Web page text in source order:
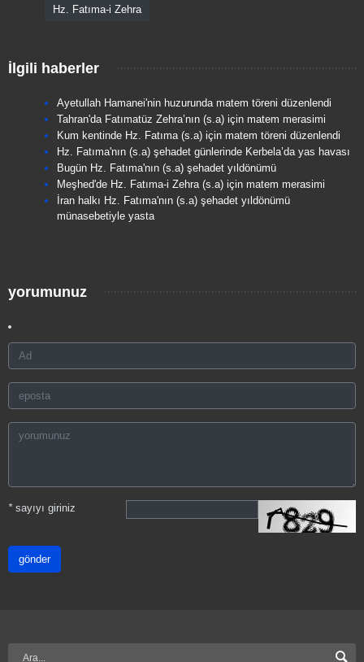
Hz. Fatıma-i Zehra
İlgili haberler
Ayetullah Hamanei'nin huzurunda matem töreni düzenlendi
Tahran'da Fatımatüz Zehra’nın (s.a) için matem merasimi
Kum kentinde Hz. Fatıma (s.a) için matem töreni düzenlendi
Hz. Fatıma'nın (s.a) şehadet günlerinde Kerbela’da yas havası
Bugün Hz. Fatıma'nın (s.a) şehadet yıldönümü
Meşhed'de Hz. Fatıma-i Zehra (s.a) için matem merasimi
İran halkı Hz. Fatıma'nın (s.a) şehadet yıldönümü
münasebetiyle yasta
yorumunuz
*sayıyı giriniz
gönder